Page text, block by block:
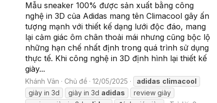
Mẫu sneaker 100% được sản xuất bằng công
nghệ in 3D của Adidas mang tên Climacool gây ấn
tượng mạnh với thiết kế dạng lưới độc đáo, mang
lại cảm giác ôm chân thoải mái nhưng cũng bộc lộ
những hạn chế nhất định trong quá trình sử dụng
thực tế. Khi công nghệ in 3D định hình lại thiết kế
giày...
Khánh Vân Chủ đề 12/05/2025 adidas climacool
giày in 3d
giày in 3d adidas
review giày